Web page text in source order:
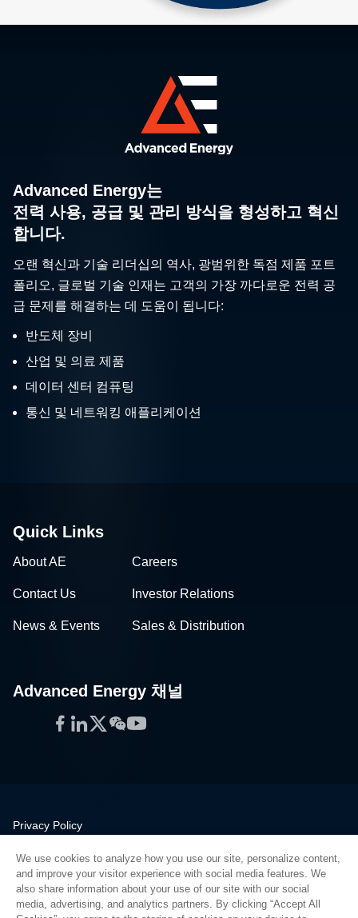
Advanced Energy는
전력 사용, 공급 및 관리 방식을 형성하고 혁신
합니다.
오랜 혁신과 기술 리더십의 역사, 광범위한 독점 제품 포트
폴리오, 글로벌 기술 인재는 고객의 가장 까다로운 전력 공
급 문제를 해결하는 데 도움이 됩니다:
반도체 장비
산업 및 의료 제품
데이터 센터 컴퓨팅
통신 및 네트워킹 애플리케이션
Quick Links
About AE Careers
Contact Us Investor Relations
News & Events Sales & Distribution
Advanced Energy 채널
Facebook
LinkedIn
Twitter
WeChat
YouTube
Privacy Policy
Quality
Sitemap
Supplier Portal
We use cookies to analyze how you use our site, personalize content,
and improve your visitor experience with social media features. We
also share information about your use of our site with our social
media, advertising, and analytics partners. By clicking “Accept All